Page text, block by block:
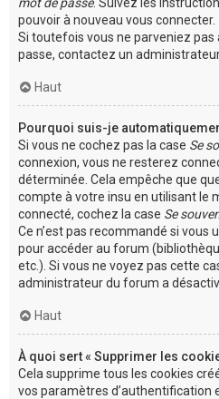
pouvoir à nouveau vous connecter.
Si toutefois vous ne parveniez
passe, contactez un
Haut
Pourquoi suis-je
Si vous ne cochez pas la case Se
connexion, vous ne resterez
déterminée. Cela empêche que
compte à votre insu en utilisant le
connecté, cochez la case Se
Ce n’est pas recommandé si vous
pour accéder au forum
etc.). Si vous ne voyez pas cette
administrateur du forum a
Haut
À quoi sert « Supprimer les
Cela supprime tous les cookies
vos paramètres d’authentification